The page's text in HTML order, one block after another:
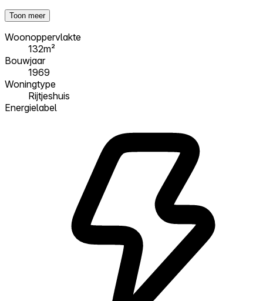
Toon meer
Woonoppervlakte
132m²
Bouwjaar
1969
Woningtype
Rijtjeshuis
Energielabel